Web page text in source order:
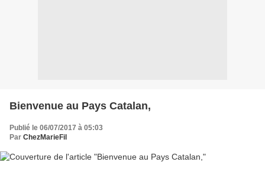
Bienvenue au Pays Catalan,
Publié le 06/07/2017 à 05:03
Par ChezMarieFil